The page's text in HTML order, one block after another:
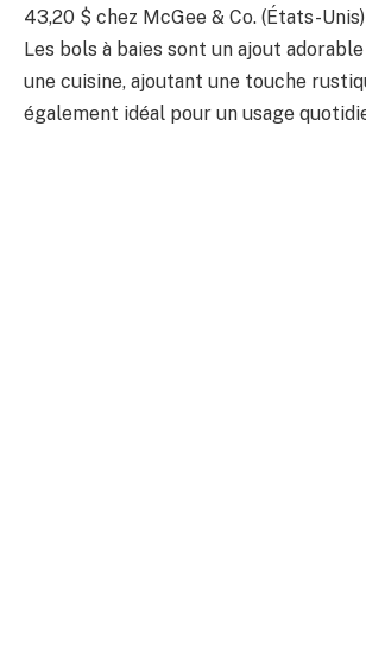
43,20 $ chez McGee & Co. (États-Unis)
Les bols à baies sont un ajout
une cuisine, ajoutant une touche
également idéal pour un usage